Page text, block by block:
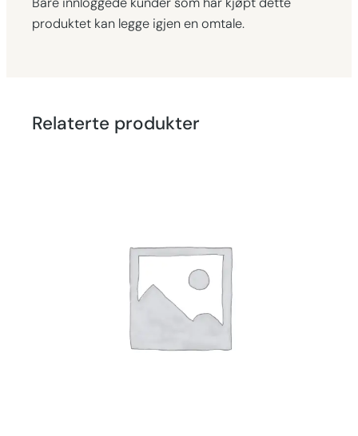
produktet kan legge igjen en omtale.
Relaterte produkter